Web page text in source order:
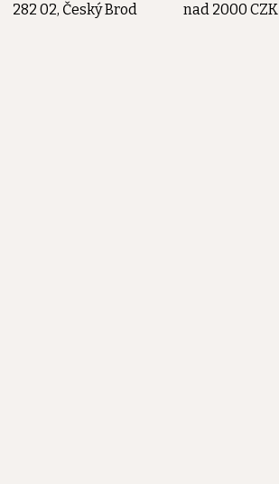
282 02, Český Brod
nad 2000 CZK